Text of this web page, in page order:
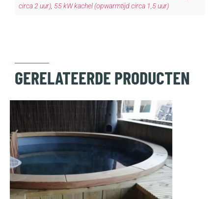
circa 2 uur) 55 kW kachel (opwarmtijd circa 1,5 uur)
GERELATEERDE PRODUCTEN